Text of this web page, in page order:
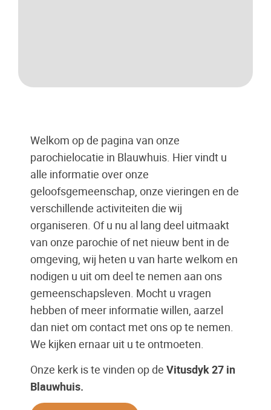
Welkom op de pagina van onze
parochielocatie in Blauwhuis. Hier vindt u
alle informatie over onze
geloofsgemeenschap, onze vieringen en de
verschillende activiteiten die wij
organiseren. Of u nu al lang deel uitmaakt
van onze parochie of net nieuw bent in de
omgeving, wij heten u van harte welkom en
nodigen u uit om deel te nemen aan ons
gemeenschapsleven. Mocht u vragen
hebben of meer informatie willen, aarzel
dan niet om contact met ons op te nemen.
We kijken ernaar uit u te ontmoeten.
Onze kerk is te vinden op de Vitusdyk 27 in
Blauwhuis.